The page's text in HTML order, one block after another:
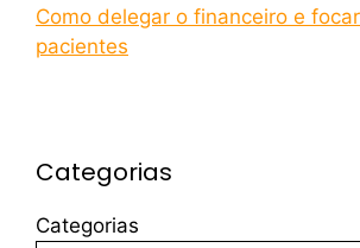
Como delegar o financeiro e
pacientes
Categorias
Categorias